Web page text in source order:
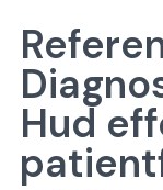
Hjälp &
Hud